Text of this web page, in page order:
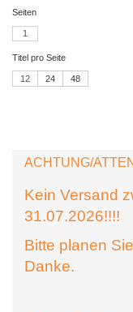
Seiten
1
Titel pro Seite
12 24 48
ACHTUNG/
Kein Versand
31.07.2026!!!!
Bitte planen
Danke.